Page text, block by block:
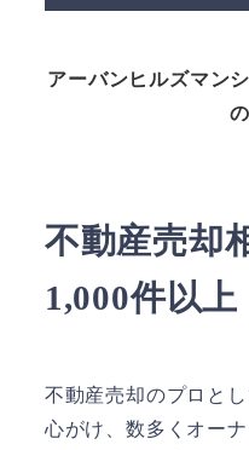
アーバンヒルズマン
不動産売却
1,000件以上
不動産売却のプロと
心がけ、数多くオー